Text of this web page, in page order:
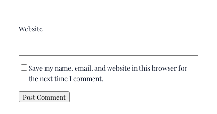
Website
Save my name, email, and website in this browser for
the next time I comment.